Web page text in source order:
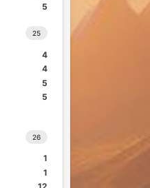
5
25
4
4
5
5
26
1
1